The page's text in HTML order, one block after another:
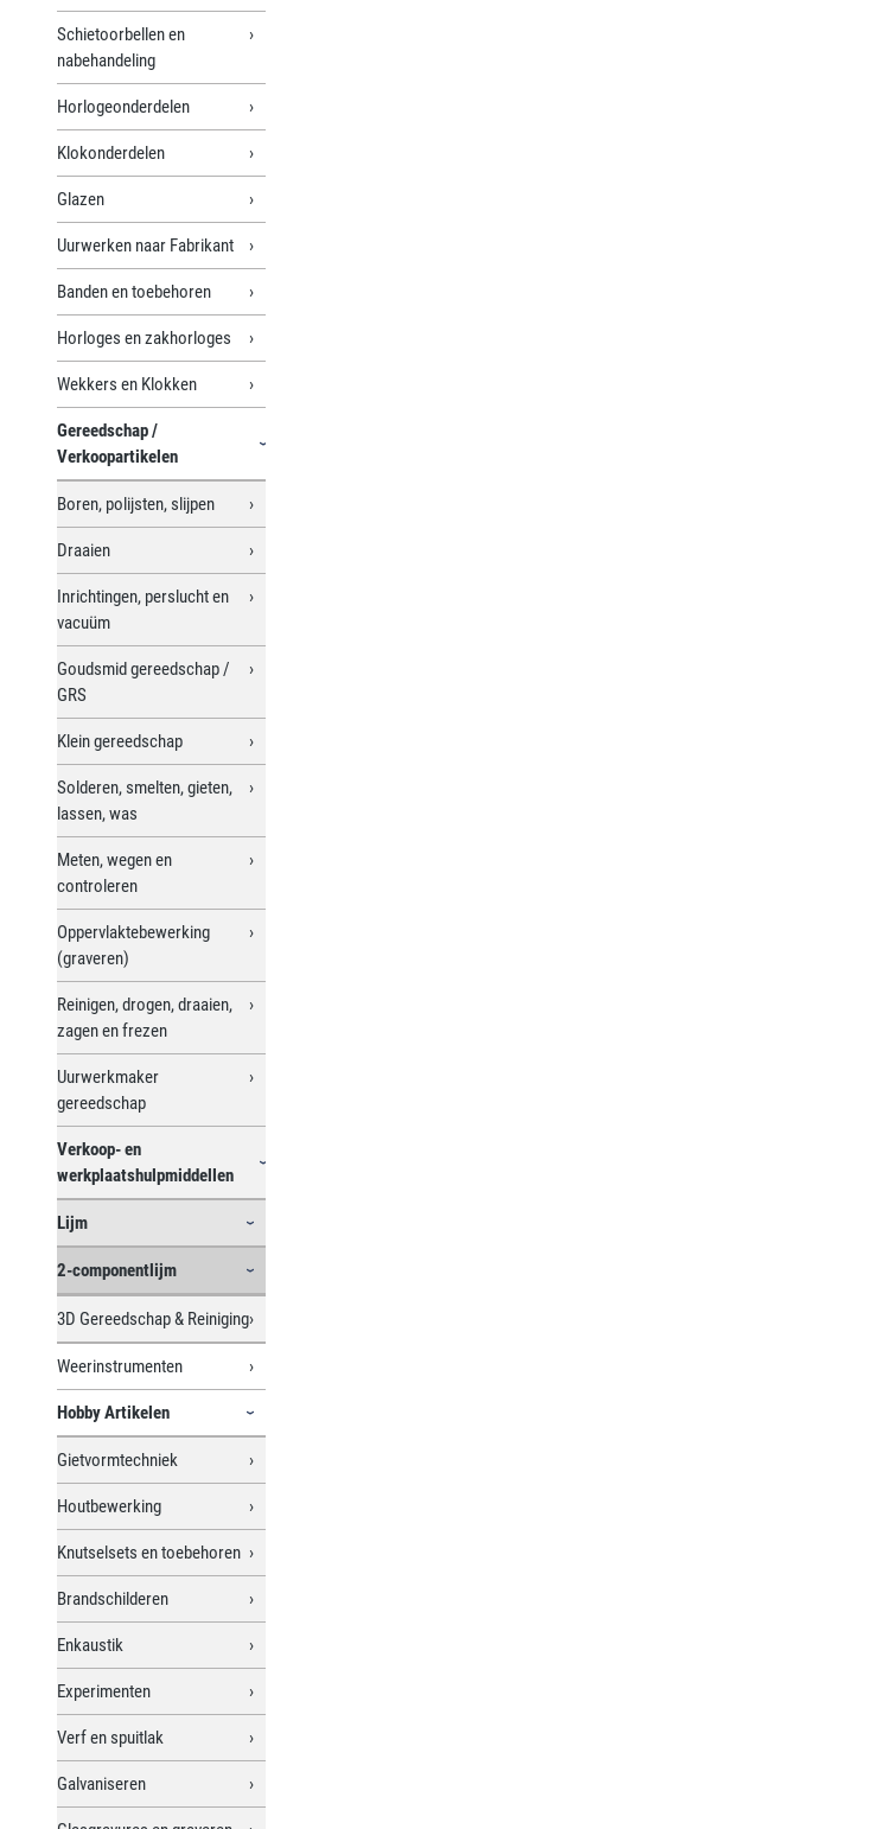
Schietoorbellen en
nabehandeling
Horlogeonderdelen
Klokonderdelen
Glazen
Uurwerken naar Fabrikant
Banden en toebehoren
Horloges en zakhorloges
Wekkers en Klokken
Gereedschap /
Verkoopartikelen
Boren, polijsten, slijpen
Draaien
Inrichtingen, perslucht en
vacuüm
Goudsmid gereedschap /
GRS
Klein gereedschap
Solderen, smelten, gieten,
lassen, was
Meten, wegen en
controleren
Oppervlaktebewerking
(graveren)
Reinigen, drogen, draaien,
zagen en frezen
Uurwerkmaker
gereedschap
Verkoop- en
werkplaatshulpmiddellen
Lijm
2-componentlijm
3D Gereedschap & Reiniging
Weerinstrumenten
Hobby Artikelen
Gietvormtechniek
Houtbewerking
Knutselsets en toebehoren
Brandschilderen
Enkaustik
Experimenten
Verf en spuitlak
Galvaniseren